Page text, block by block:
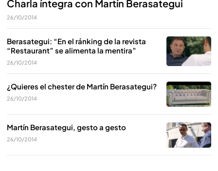
Charla íntegra con Martín Berasategui
26/10/2014
Berasategui: “En el ránking de la revista
“Restaurant” se alimenta la mentira”
26/10/2014
¿Quieres el chester de Martín Berasategui?
26/10/2014
Martín Berasategui, gesto a gesto
26/10/2014